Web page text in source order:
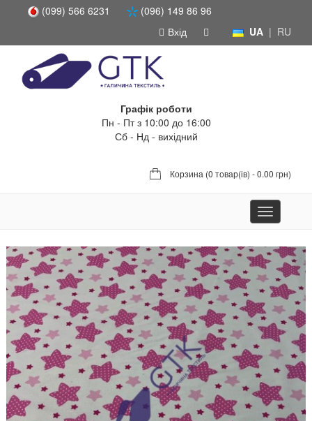
(099) 566 6231
(096) 149 86 96
UA | RU
Вхід
Графік роботи
Пн - Пт з 10:00 до 16:00
Сб - Нд - вихідний
Корзина (0 товар(ів) - 0.00 грн)
Toggle
navigation